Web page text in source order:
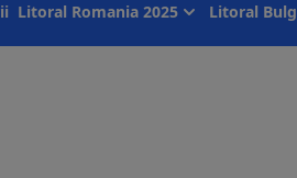
Litoral Romania 2025 Litoral